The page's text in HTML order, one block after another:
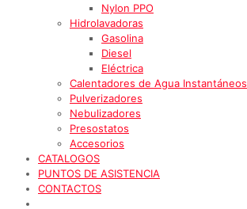
Nylon PPO
Hidrolavadoras
Gasolina
Diesel
Eléctrica
Calentadores de Agua Instantáneos
Pulverizadores
Nebulizadores
Presostatos
Accesorios
CATALOGOS
PUNTOS DE ASISTENCIA
CONTACTOS